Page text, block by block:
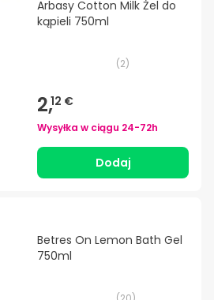
Arbasy Cotton Milk Żel do
kąpieli 750ml
(2)
2,12 €
Wysyłka w ciągu 24-72h
Dodaj
Betres On Lemon Bath Gel
750ml